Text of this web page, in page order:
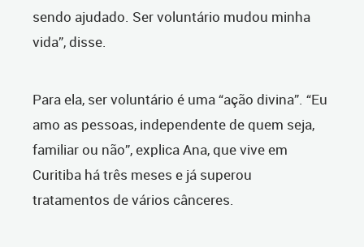
sendo ajudado. Ser voluntário mudou minha
vida”, disse.
Para ela, ser voluntário é uma “ação divina”. “Eu
amo as pessoas, independente de quem seja,
familiar ou não”, explica Ana, que vive em
Curitiba há três meses e já superou
tratamentos de vários cânceres.